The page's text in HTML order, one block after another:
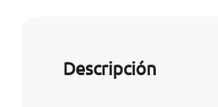
Descripción